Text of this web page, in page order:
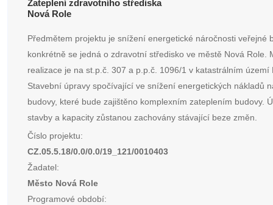
Zateplení zdravotního střediska
Nová Role
Předmětem projektu je snížení energetické náročnosti veřejné
konkrétně se jedná o zdravotní středisko ve městě Nová Role.
realizace je na st.p.č. 307 a p.p.č. 1096/1 v katastrálním území
Stavební úpravy spočívající ve snížení energetických nákladů
budovy, které bude zajištěno komplexním zateplením budovy.
stavby a kapacity zůstanou zachovány stávající beze změn.
Číslo projektu:
CZ.05.5.18/0.0/0.0/19_121/0010403
Žadatel:
Město Nová Role
Programové období: